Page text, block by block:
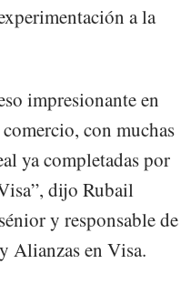
a la
impresionante en
con muchas
ya completadas por
dijo Rubail
y responsable de
Alianzas en Visa.